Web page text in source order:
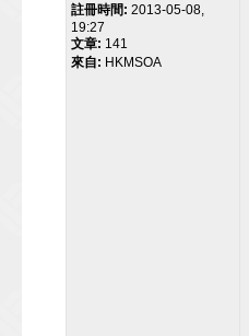
註冊時間: 2013-05-08,
19:27
文章: 141
來自: HKMSOA